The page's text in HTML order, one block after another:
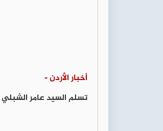
أخبار الأردن -
تسلم السيد عامر